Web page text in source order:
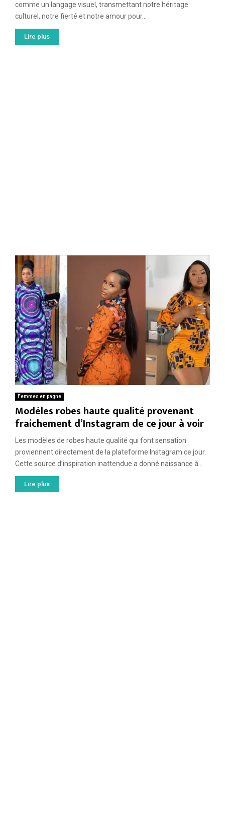
comme un langage visuel, transmettant notre héritage
culturel, notre fierté et notre amour pour...
Lire plus
Femmes en pagne
Modèles robes haute qualité provenant
fraichement d’Instagram de ce jour à voir
Les modèles de robes haute qualité qui font sensation
proviennent directement de la plateforme Instagram ce jour.
Cette source d’inspiration inattendue a donné naissance à...
Lire plus